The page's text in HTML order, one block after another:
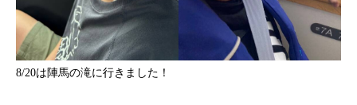
8/20は陣馬の滝に行きました！